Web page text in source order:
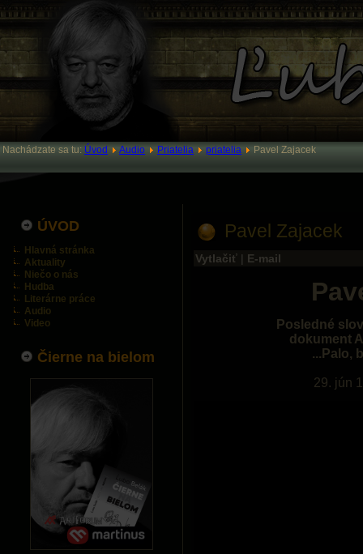
Nachádzate sa tu: Úvod Audio Priatelia priatelia Pavel Zajacek
ÚVOD
Hlavná stránka
Aktuality
Niečo o nás
Hudba
Literárne práce
Audio
Video
Čierne na bielom
Pavel Zajacek
Vytlačiť | E-mail
Posledné
dokument
...Palo,
29. jún